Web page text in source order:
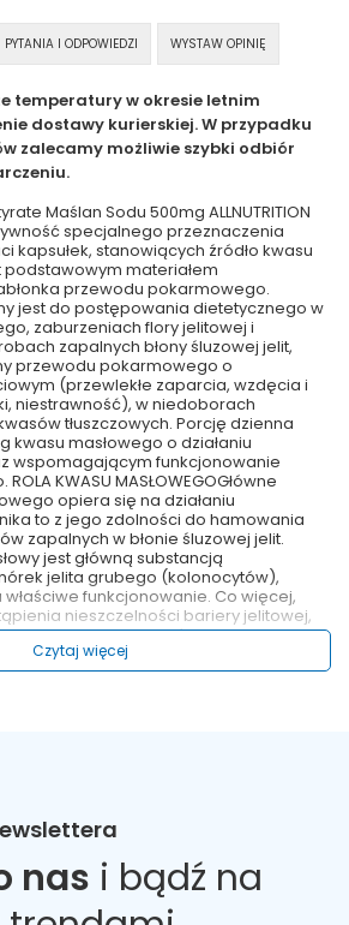
PYTANIA I ODPOWIEDZI WYSTAW OPINIĘ
temperatury w okresie letnim
dostawy kurierskiej. W przypadku
zalecamy możliwie szybki odbiór
Maślan Sodu 500mg ALLNUTRITION
żywność specjalnego przeznaczenia
kapsułek, stanowiących źródło kwasu
podstawowym materiałem
przewodu pokarmowego.
jest do postępowania dietetycznego w
zaburzeniach flory jelitowej i
zapalnych błony śluzowej jelit,
przewodu pokarmowego o
(przewlekłe zaparcia, wzdęcia i
niestrawność), w niedoborach
tłuszczowych. Porcję dzienna
kwasu masłowego o działaniu
wspomagającym funkcjonowanie
KWASU MASŁOWEGOGłówne
opiera się na działaniu
to z jego zdolności do hamowania
zapalnych w błonie śluzowej jelit.
jest główną substancją
jelita grubego (kolonocytów),
funkcjonowanie. Co więcej,
nieszczelności bariery jelitowej,
alergii oraz stanów zapalnych.
technologii mikrokapsułkowania w
form kwasu masłowego,
produktu (1 kapsułkę) zażywać raz
posiłku, popijając wodą. Nie
Stosować przez okres 3 miesięcy
lekarza. Żywność specjalnego
Produkt przeznaczony dla osób
Czytaj więcej
nas i bądź na